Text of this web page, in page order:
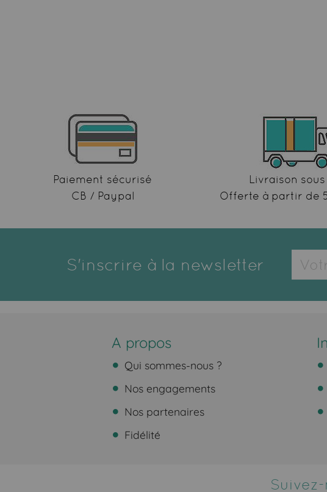
Paiement sécurisé
CB / Paypal
Livraison
Offerte à partir de
S'inscrire à la newsletter
A propos
Qui sommes-nous ?
Nos engagements
Nos partenaires
Fidélité